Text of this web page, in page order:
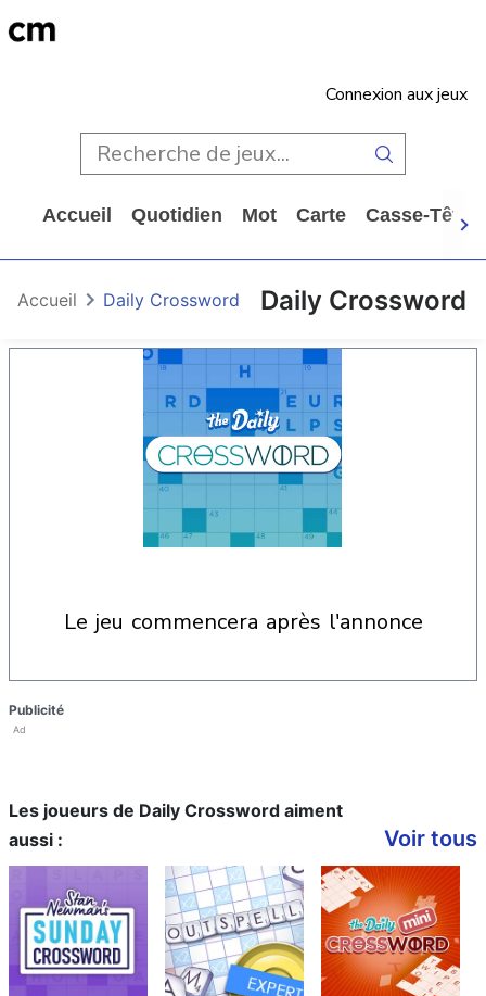
Connexion aux jeux
Accueil Quotidien Mot Carte Casse-Tête
Daily Crossword
Accueil Daily Crossword
le jeu commencera après l'annonce
Publicité
Ad
Les joueurs de Daily Crossword aiment
aussi :
Voir tous